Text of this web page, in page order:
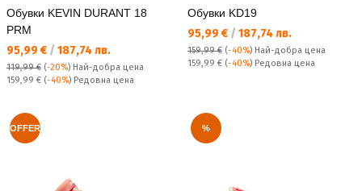
Обувки KEVIN DURANT 18
PRM
Текуща цена:
95,99 € / 187,74 лв.
119,99 € (-20%) Най-добра цена
Редовна цена:
159,99 € (-40%) Редовна цена
Обувки KD19
Текуща цена:
95,99 € / 187,74 лв.
159,99 € (-40%) Най-добра цена
Редовна цена:
159,99 € (-40%) Редовна цена
OFFER %